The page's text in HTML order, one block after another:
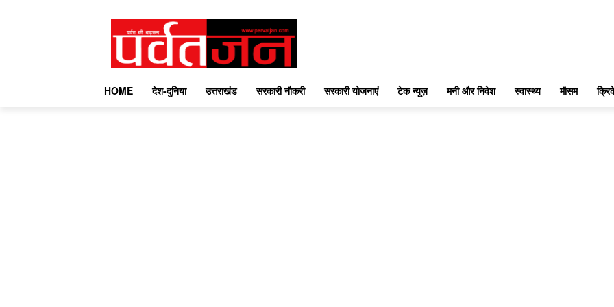
HOME देश-दुनिया उत्तराखंड सरकारी नौकरी सरकारी योजनाएं टेक न्यूज़ मनी और निवेश स्वास्थ्य मौसम